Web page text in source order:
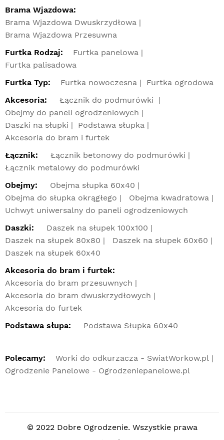
Brama Wjazdowa:
Brama Wjazdowa Dwuskrzydłowa
Brama Wjazdowa Przesuwna
Furtka Rodzaj:
Furtka panelowa
Furtka palisadowa
Furtka Typ:
Furtka nowoczesna
Furtka ogrodowa
Akcesoria:
Łącznik do podmurówki
Obejmy do paneli ogrodzeniowych
Daszki na słupki
Podstawa słupka
Akcesoria do bram i furtek
Łącznik:
Łącznik betonowy do podmurówki
Łącznik metalowy do podmurówki
Obejmy:
Obejma słupka 60x40
Obejma do słupka okrągłego
Obejma kwadratowa
Uchwyt uniwersalny do paneli ogrodzeniowych
Daszki:
Daszek na słupek 100x100
Daszek na słupek 80x80
Daszek na słupek 60x60
Daszek na słupek 60x40
Akcesoria do bram i furtek:
Akcesoria do bram przesuwnych
Akcesoria do bram dwuskrzydłowych
Akcesoria do furtek
Podstawa słupa:
Podstawa Słupka 60x40
Polecamy:
Worki do odkurzacza - SwiatWorkow.pl
Ogrodzenie Panelowe - Ogrodzeniepanelowe.pl
© 2022 Dobre Ogrodzenie. Wszystkie prawa